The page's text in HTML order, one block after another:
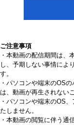
ご注意事項
・本動画の配信期間は、
し、予期しない事情によ
す。
・パソコンや端末のOS
は、動画が再生されない
・パソコンや端末のOS
たしません。
・本動画の閲覧に伴う通